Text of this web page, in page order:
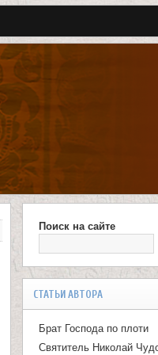
Ф
о
р
м
а
Поиск на сайте
СТАТЬИ АВТОРА
Брат Господа по плоти
Святитель Николай